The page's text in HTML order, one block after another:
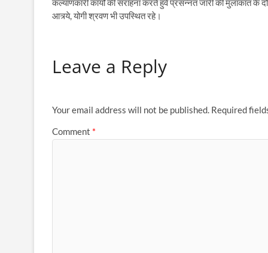
कल्याणकारी कार्यों की सराहना करते हुवे प्रसन्नत जारी की मुलाकात
आत्र्ये, योगी श्रवण भी उपस्थित रहे।
Leave a Reply
Your email address will not be published. Required
Comment *